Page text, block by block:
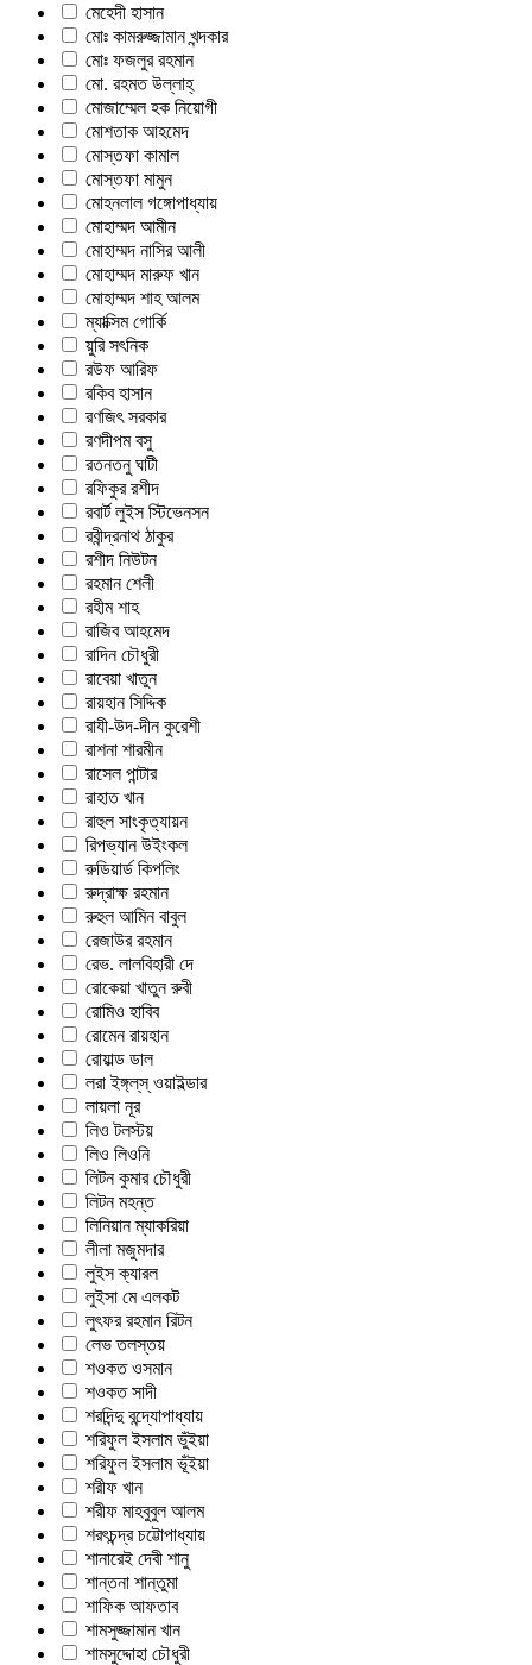
মেহেদী হাসান
মোঃ কামরুজ্জামান খন্দকার
মোঃ ফজলুর রহমান
মো. রহমত উল্লাহ্
মোজাম্মেল হক নিয়োগী
মোশতাক আহমেদ
মোস্তফা কামাল
মোস্তফা মামুন
মোহনলাল গঙ্গোপাধ্যায়
মোহাম্মদ আমীন
মোহাম্মদ নাসির আলী
মোহাম্মদ মারুফ খান
মোহাম্মদ শাহ আলম
ম্যাক্সিম গোর্কি
য়ুরি সৎনিক
রউফ আরিফ
রকিব হাসান
রণজিৎ সরকার
রণদীপম বসু
রতনতনু ঘাটী
রফিকুর রশীদ
রবার্ট লুইস স্টিভেনসন
রবীন্দ্রনাথ ঠাকুর
রশীদ নিউটন
রহমান শেলী
রহীম শাহ
রাজিব আহমেদ
রাদিন চৌধুরী
রাবেয়া খাতুন
রায়হান সিদ্দিক
রাযী-উদ-দীন কুরেশী
রাশনা শারমীন
রাসেল পান্টার
রাহাত খান
রাহুল সাংকৃত্যায়ন
রিপভ্যান উইংকল
রুডিয়ার্ড কিপলিং
রুদ্রাক্ষ রহমান
রুহুল আমিন বাবুল
রেজাউর রহমান
রেভ. লালবিহারী দে
রোকেয়া খাতুন রুবী
রোমিও হাবিব
রোমেন রায়হান
রোয়াল্ড ডাল
লরা ইঙ্গ্‌ল্‌স্‌ ওয়াইল্ডার
লায়লা নূর
লিও টলস্টয়
লিও লিওনি
লিটন কুমার চৌধুরী
লিটন মহন্ত
লিনিয়ান ম্যাকরিয়া
লীলা মজুমদার
লুইস ক্যারল
লুইসা মে এলকট
লুৎফর রহমান রিটন
লেভ তলস্তয়
শওকত ওসমান
শওকত সাদী
শরদিন্দু বন্দ্যোপাধ্যায়
শরিফুল ইসলাম ভুঁইয়া
শরিফুল ইসলাম ভূঁইয়া
শরীফ খান
শরীফ মাহবুবুল আলম
শরৎচন্দ্র চট্টোপাধ্যায়
শানারেই দেবী শানু
শান্তনা শান্তুমা
শাফিক আফতাব
শামসুজ্জামান খান
শামসুদ্দোহা চৌধুরী